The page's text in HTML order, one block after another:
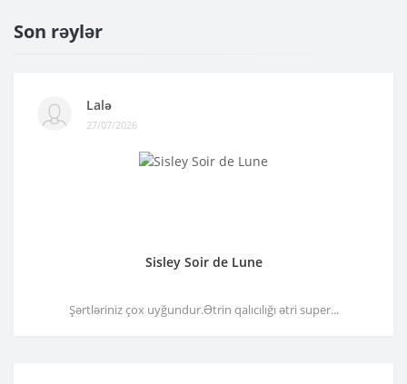
Son rəylər
Lalə
27/07/2026
Sisley Soir de Lune
Şərtləriniz çox uyğundur.Ətrin qalıcılığı ətri super...